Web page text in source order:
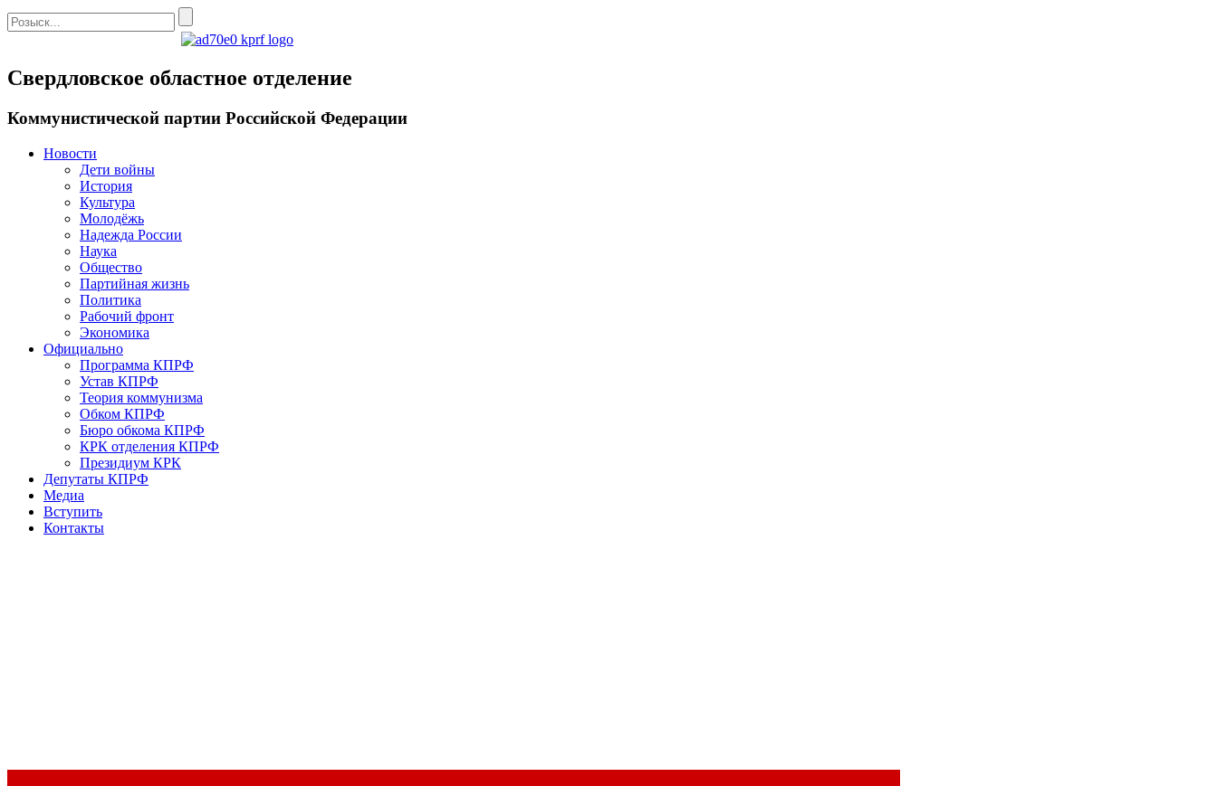
Свердловское областное отделение
Коммунистической партии Российской Федерации
Новости
Дети войны
История
Культура
Молодёжь
Надежда России
Наука
Общество
Партийная жизнь
Политика
Рабочий фронт
Экономика
Официально
Программа КПРФ
Устав КПРФ
Теория коммунизма
Обком КПРФ
Бюро обкома КПРФ
КРК отделения КПРФ
Президиум КРК
Депутаты КПРФ
Медиа
Вступить
Контакты